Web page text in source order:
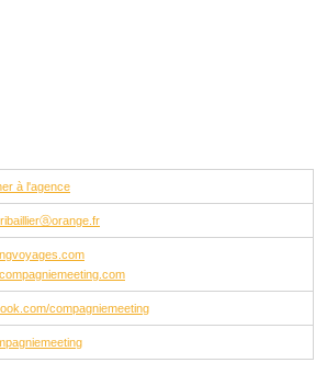
à l'agence
compagniemeeting